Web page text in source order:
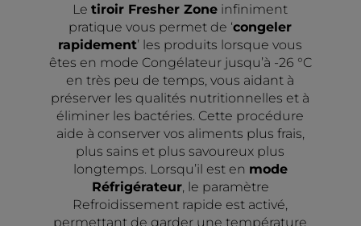
Letiroir Fresher Zone infiniment
pratique vous permet de ‘congeler
rapidement’ les produits lorsque vous
êtes en mode Congélateur jusqu’à -26 °C
en très peu de temps, vous aidant à
préserver les qualités nutritionnelles et à
éliminer les bactéries. Cette procédure
aide à conserver vos aliments plus frais,
plus sains et plus savoureux plus
longtemps. Lorsqu’il est en mode
Réfrigérateur, le paramètre
Refroidissement rapide est activé,
permettant de garder une température